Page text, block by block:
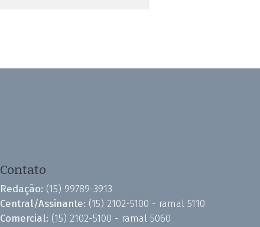
Contato
Redação: (15) 99789-3913
Central/Assinante: (15) 2102-5100 - ramal 5110
Comercial: (15) 2102-5100 - ramal 5060